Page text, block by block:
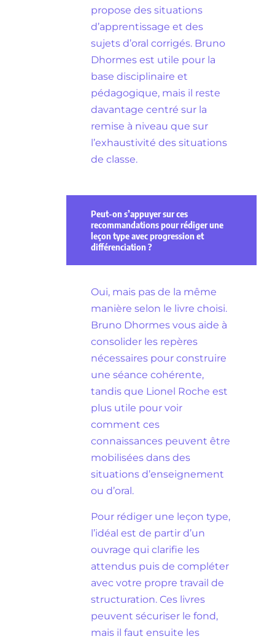
propose des situations
d’apprentissage et des
sujets d’oral corrigés. Bruno
Dhormes est utile pour la
base disciplinaire et
pédagogique, mais il reste
davantage centré sur la
remise à niveau que sur
l’exhaustivité des situations
de classe.
Peut-on s’appuyer sur ces
recommandations pour rédiger une
leçon type avec progression et
différenciation ?
Oui, mais pas de la même
manière selon le livre choisi.
Bruno Dhormes vous aide à
consolider les repères
nécessaires pour construire
une séance cohérente,
tandis que Lionel Roche est
plus utile pour voir
comment ces
connaissances peuvent être
mobilisées dans des
situations d’enseignement
ou d’oral.
Pour rédiger une leçon type,
l’idéal est de partir d’un
ouvrage qui clarifie les
attendus puis de compléter
avec votre propre travail de
structuration. Ces livres
peuvent sécuriser le fond,
mais il faut ensuite les